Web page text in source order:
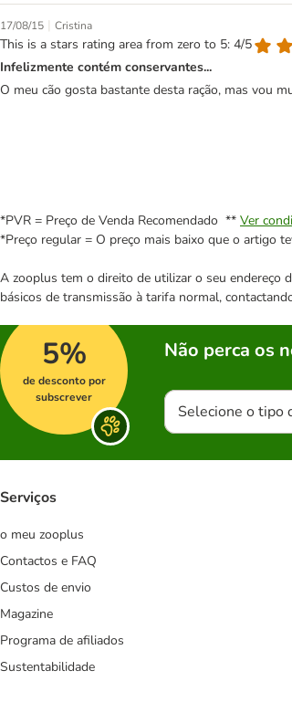
17/08/15 | Cristina
This is a stars rating area from zero to 5: 4/5
Infelizmente contém conservantes...
O meu cão gosta bastante desta ração, mas vou
*PVR = Preço de Venda Recomendado ** Ver
*Preço regular = O preço mais baixo que o artigo
A zooplus tem o direito de utilizar o seu endereço
básicos de transmissão à tarifa normal,
5%
de desconto por
subscrever
Não perca os
Selecione o tipo
Serviços
o meu zooplus
Contactos e FAQ
Custos de envio
Magazine
Programa de afiliados
Sustentabilidade